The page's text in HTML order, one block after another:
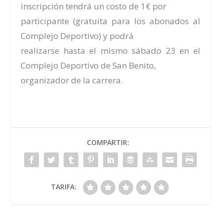
inscripción tendrá un costo de 1€ por
participante (gratuita para los abonados al
Complejo Deportivo) y podrá
realizarse hasta el mismo sábado 23 en el
Complejo Deportivo de San Benito,
organizador de la carrera.
COMPARTIR:
TARIFA: